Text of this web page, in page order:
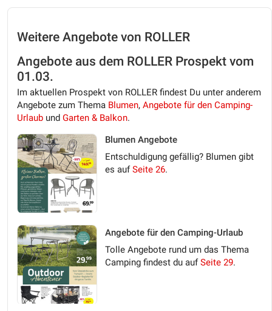
Weitere Angebote von ROLLER
Angebote aus dem ROLLER Prospekt vom
01.03.
Im aktuellen Prospekt von ROLLER findest Du unter anderem
Angebote zum Thema Blumen, Angebote für den Camping-
Urlaub und Garten & Balkon.
Blumen Angebote
Entschuldigung gefällig? Blumen gibt
es aufSeite 26.
Angebote für den Camping-Urlaub
Tolle Angebote rund um das Thema
Camping findest du aufSeite 29.